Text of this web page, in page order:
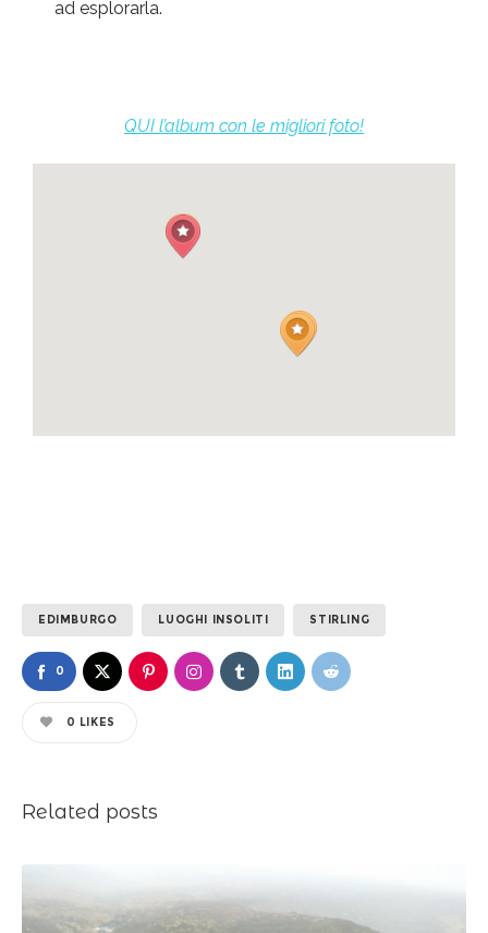
ad esplorarla.
QUI l’album con le migliori foto!
EDIMBURGO LUOGHI INSOLITI STIRLING
0
0 LIKES
Related posts